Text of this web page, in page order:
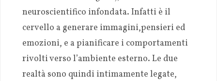
neuroscientifico infondata. Infatti è il
cervello a generare immagini,pensieri ed
emozioni, e a pianificare i comportamenti
rivolti verso l’ambiente esterno. Le due
realtà sono quindi intimamente legate,